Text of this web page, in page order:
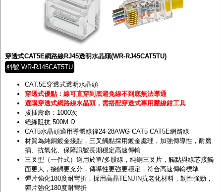
穿透式CAT5E網路線RJ45透明水晶頭(WR-RJ45CAT5TU)
料號:WR-RJ45CAT5TU
CAT.5E穿透式透明水晶頭
穿透式優點：線可直穿到底避免線不到底無法導通
選購穿透式網路線水晶頭，需搭配穿透式專用壓線鉗工具
拔插壽命：1000次
絕緣阻抗 500M.Ω
CAT5水晶頭適用導體線徑24-28AWG CAT5 CAT5E網路線
材質為純銅鍍金接點，三叉觸點採用鍍金處理，加強傳導性，耐磨
損、抗氧化、保障訊號長期穩定高速傳輸
三叉型（一件式）適用於單/多股線，純銅三叉片，觸點與線芯接觸
面更大，接觸更充分，傳導性更強更穩定，符合高速傳輸標準
彈片強化180度耐彎折，採用高晶TENJIN抗老化材料，韌性強勁，
彈片強化180度耐彎折